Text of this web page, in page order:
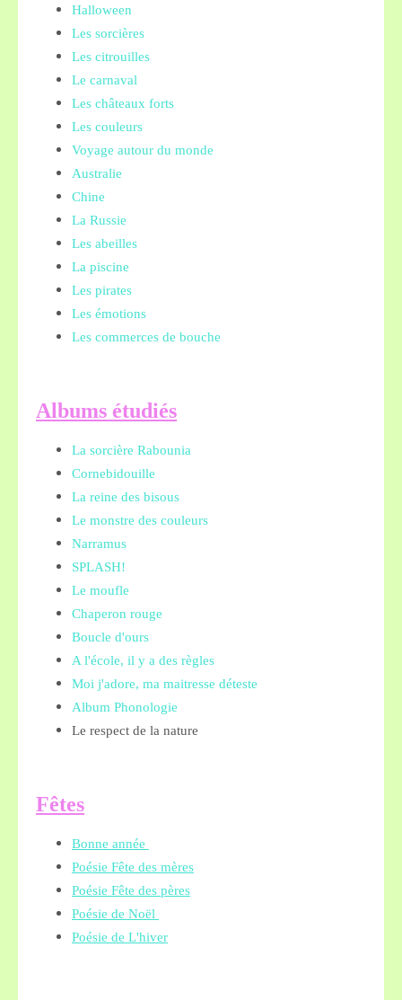
Halloween
Les sorcières
Les citrouilles
Le carnaval
Les châteaux forts
Les couleurs
Voyage autour du monde
Australie
Chine
La Russie
Les abeilles
La piscine
Les pirates
Les émotions
Les commerces de bouche
Albums étudiés
La sorcière Rabounia
Cornebidouille
La reine des bisous
Le monstre des couleurs
Narramus
SPLASH!
Le moufle
Chaperon rouge
Boucle d'ours
A l'école, il y a des règles
Moi j'adore, ma maitresse déteste
Album Phonologie
Le respect de la nature
Fêtes
Bonne année
Poésie Fête des mères
Poésie Fête des pères
Poésie de Noël
Poésie de L'hiver